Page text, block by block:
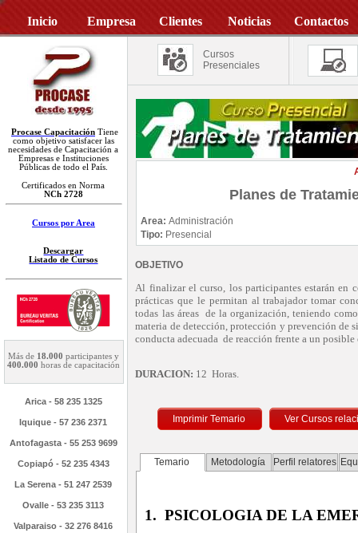
Inicio Empresa Clientes Noticias Contactos
Procase Capacitación Tiene
como objetivo satisfacer las
necesidades de Capacitación a
Empresas e Instituciones
Públicas de todo el País.
Certificados en Norma
NCh 2728
Cursos por Area
Descargar
Listado de Cursos
Más de 18.000 participantes y
400.000 horas de capacitación
Arica - 58 235 1325
Iquique - 57 236 2371
Antofagasta - 55 253 9699
Copiapó - 52 235 4343
La Serena - 51 247 2539
Ovalle - 53 235 3113
Valparaiso - 32 276 8416
Cursos
Presenciales
Planes de
Area:Administración
Tipo: Presencial
OBJETIVO
Al finalizar el curso, los participantes estarán en
prácticas que le permitan al trabajador tomar
todas las áreas de la organización, teniendo
materia de detección, protección y prevención de
conducta adecuada de reacción frente a un posible
DURACION: 12 Horas.
Imprimir Temario
Temario Metodología Perfil relatores
1. PSICOLOGIA DE LA